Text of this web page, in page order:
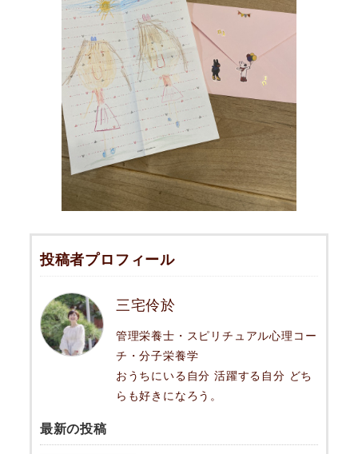
投稿者プロフィール
三宅伶於
管理栄養士・スピリチュアル心理コー
チ・分子栄養学
おうちにいる自分 活躍する自分 どち
らも好きになろう。
最新の投稿